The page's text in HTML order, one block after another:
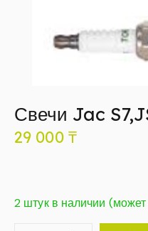
Свечи Jac
29 000 ₸
2 штук в наличии